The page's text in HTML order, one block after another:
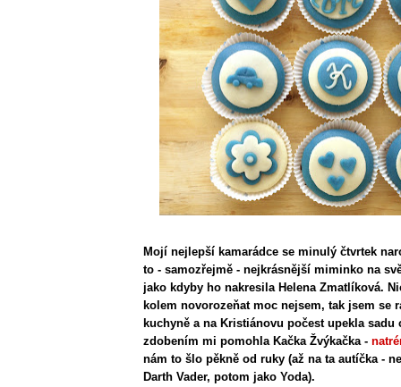
Mojí nejlepší kamarádce se minulý čtvrtek
to - samozřejmě - nejkrásnější miminko na
jako kdyby ho nakresila Helena Zmatlíková.
kolem novorozeňat moc nejsem, tak jsem se
kuchyně a na Kristiánovu počest upekla sadu
zdobením mi pomohla Kačka Žvýkačka -
nám to šlo pěkně od ruky (až na ta autíčka -
Darth Vader, potom jako Yoda).